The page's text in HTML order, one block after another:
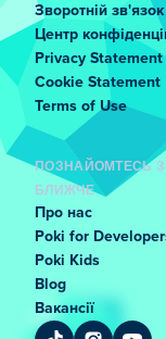
Зворотній зв'язок
Центр
Privacy Statement
Cookie Statement
Terms of Use
ПОЗНАЙОМТЕСЬ
БЛИЖЧЕ
Про нас
Poki for
Poki Kids
Blog
Вакансії